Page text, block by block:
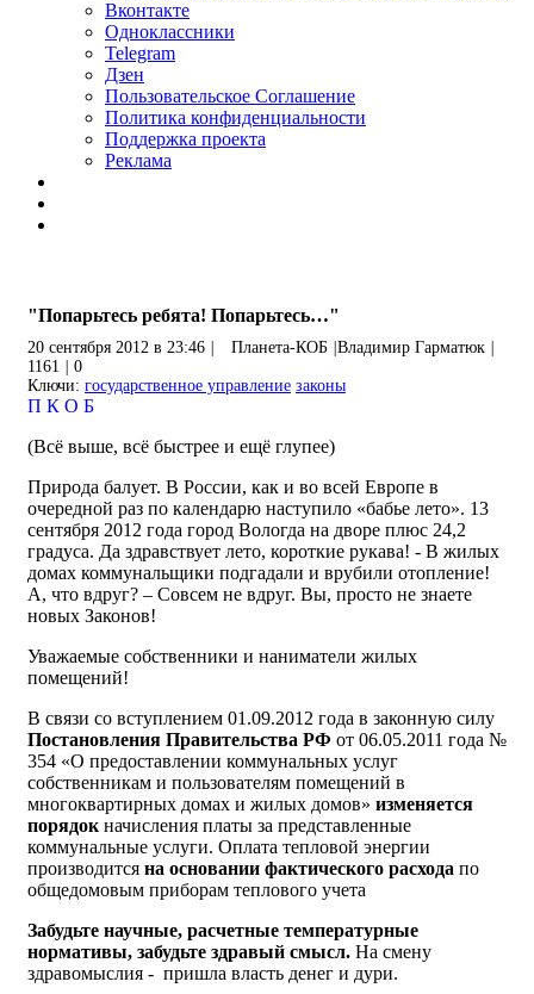
Вконтакте
Одноклассники
Telegram
Дзен
Пользовательское Соглашение
Политика конфиденциальности
Поддержка проекта
Реклама
"Попарьтесь ребята! Попарьтесь…"
20 сентября 2012 в 23:46 Планета-КОБ Владимир Гарматюк
1161
0
Ключи: государственное управление законы
П К О Б
(Всё выше, всё быстрее и ещё глупее)
Природа балует. В России, как и во всей Европе в
очередной раз по календарю наступило «бабье лето». 13
сентября 2012 года город Вологда на дворе плюс 24,2
градуса. Да здравствует лето, короткие рукава! - В жилых
домах коммунальщики подгадали и врубили отопление!
А, что вдруг? – Совсем не вдруг. Вы, просто не знаете
новых Законов!
Уважаемые собственники и наниматели жилых
помещений!
В связи со вступлением 01.09.2012 года в законную силу
Постановления Правительства РФ от 06.05.2011 года №
354 «О предоставлении коммунальных услуг
собственникам и пользователям помещений в
многоквартирных домах и жилых домов» изменяется
порядок начисления платы за представленные
коммунальные услуги. Оплата тепловой энергии
производится на основании фактического расхода по
общедомовым приборам теплового учета
Забудьте научные, расчетные температурные
нормативы, забудьте здравый смысл. На смену
здравомыслия - пришла власть денег и дури.